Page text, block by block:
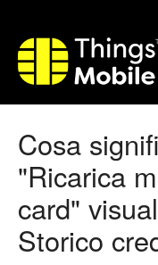
Cosa
"Ricarica
card"
Storico